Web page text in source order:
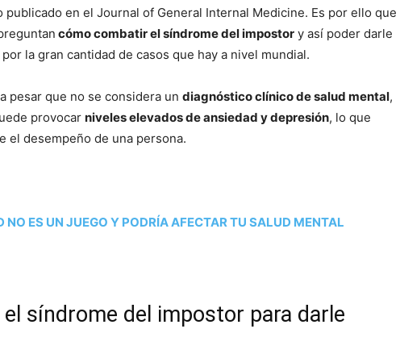
publicado en el Journal of General Internal Medicine. Es por ello que
cómo combatir el síndrome del impostor y así poder darle
la gran cantidad de casos que hay a nivel mundial.
pesar que no se considera un diagnóstico clínico de salud mental,
provocar niveles elevados de ansiedad y depresión, lo que
el desempeño de una persona.
NO ES UN JUEGO Y PODRÍA AFECTAR TU SALUD MENTAL
síndrome del impostor para darle